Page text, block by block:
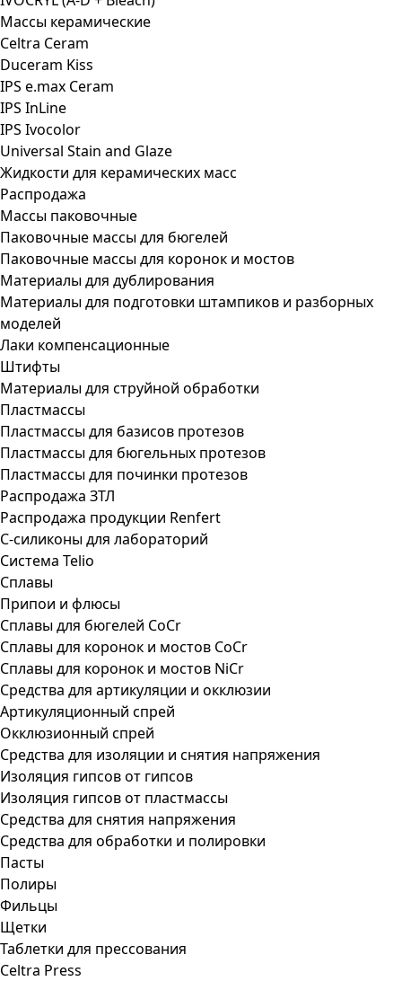
Массы керамические
Celtra Ceram
Duceram Kiss
IPS e.max Ceram
IPS InLine
IPS Ivocolor
Universal Stain and Glaze
Жидкости для керамических масс
Распродажа
Массы паковочные
Паковочные массы для бюгелей
Паковочные массы для коронок и мостов
Материалы для дублирования
Материалы для подготовки штампиков и разборных
моделей
Лаки компенсационные
Штифты
Материалы для струйной обработки
Пластмассы
Пластмассы для базисов протезов
Пластмассы для бюгельных протезов
Пластмассы для починки протезов
Распродажа ЗТЛ
Распродажа продукции Renfert
С-силиконы для лабораторий
Система Telio
Сплавы
Припои и флюсы
Сплавы для бюгелей CoCr
Сплавы для коронок и мостов CoCr
Сплавы для коронок и мостов NiCr
Средства для артикуляции и окклюзии
Артикуляционный спрей
Окклюзионный спрей
Средства для изоляции и снятия напряжения
Изоляция гипсов от гипсов
Изоляция гипсов от пластмассы
Средства для снятия напряжения
Средства для обработки и полировки
Пасты
Полиры
Фильцы
Щетки
Таблетки для прессования
Celtra Press